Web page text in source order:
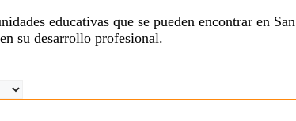
educativas que se pueden encontrar en San
su desarrollo profesional.